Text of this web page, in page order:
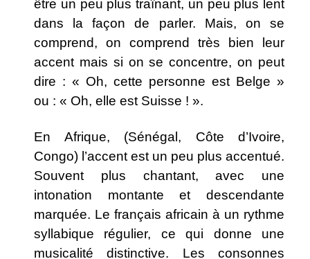
être un peu plus traînant, un peu plus lent
dans la façon de parler. Mais, on se
comprend, on comprend très bien leur
accent mais si on se concentre, on peut
dire : « Oh, cette personne est Belge »
ou : « Oh, elle est Suisse ! ».
En Afrique, (Sénégal, Côte d’Ivoire,
Congo) l’accent est un peu plus accentué.
Souvent plus chantant, avec une
intonation montante et descendante
marquée. Le français africain à un rythme
syllabique régulier, ce qui donne une
musicalité distinctive. Les consonnes